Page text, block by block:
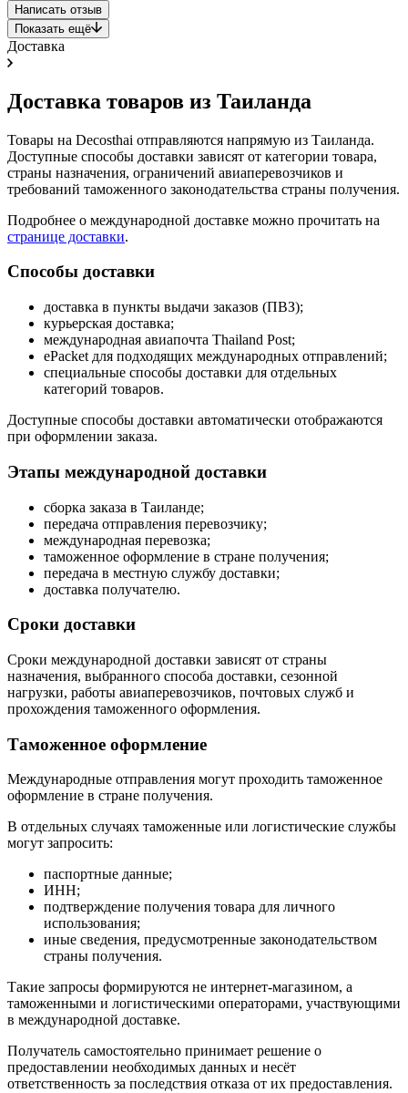
Написать отзыв
Показать ещё
Доставка
Доставка товаров из Таиланда
Товары на Decosthai отправляются напрямую из Таиланда.
Доступные способы доставки зависят от категории товара,
страны назначения, ограничений авиаперевозчиков и
требований таможенного законодательства страны получения.
Подробнее о международной доставке можно прочитать на
странице доставки.
Способы доставки
доставка в пункты выдачи заказов (ПВЗ);
курьерская доставка;
международная авиапочта Thailand Post;
ePacket для подходящих международных отправлений;
специальные способы доставки для отдельных
категорий товаров.
Доступные способы доставки автоматически отображаются
при оформлении заказа.
Этапы международной доставки
сборка заказа в Таиланде;
передача отправления перевозчику;
международная перевозка;
таможенное оформление в стране получения;
передача в местную службу доставки;
доставка получателю.
Сроки доставки
Сроки международной доставки зависят от страны
назначения, выбранного способа доставки, сезонной
нагрузки, работы авиаперевозчиков, почтовых служб и
прохождения таможенного оформления.
Таможенное оформление
Международные отправления могут проходить таможенное
оформление в стране получения.
В отдельных случаях таможенные или логистические службы
могут запросить:
паспортные данные;
ИНН;
подтверждение получения товара для личного
использования;
иные сведения, предусмотренные законодательством
страны получения.
Такие запросы формируются не интернет-магазином, а
таможенными и логистическими операторами, участвующими
в международной доставке.
Получатель самостоятельно принимает решение о
предоставлении необходимых данных и несёт
ответственность за последствия отказа от их предоставления.